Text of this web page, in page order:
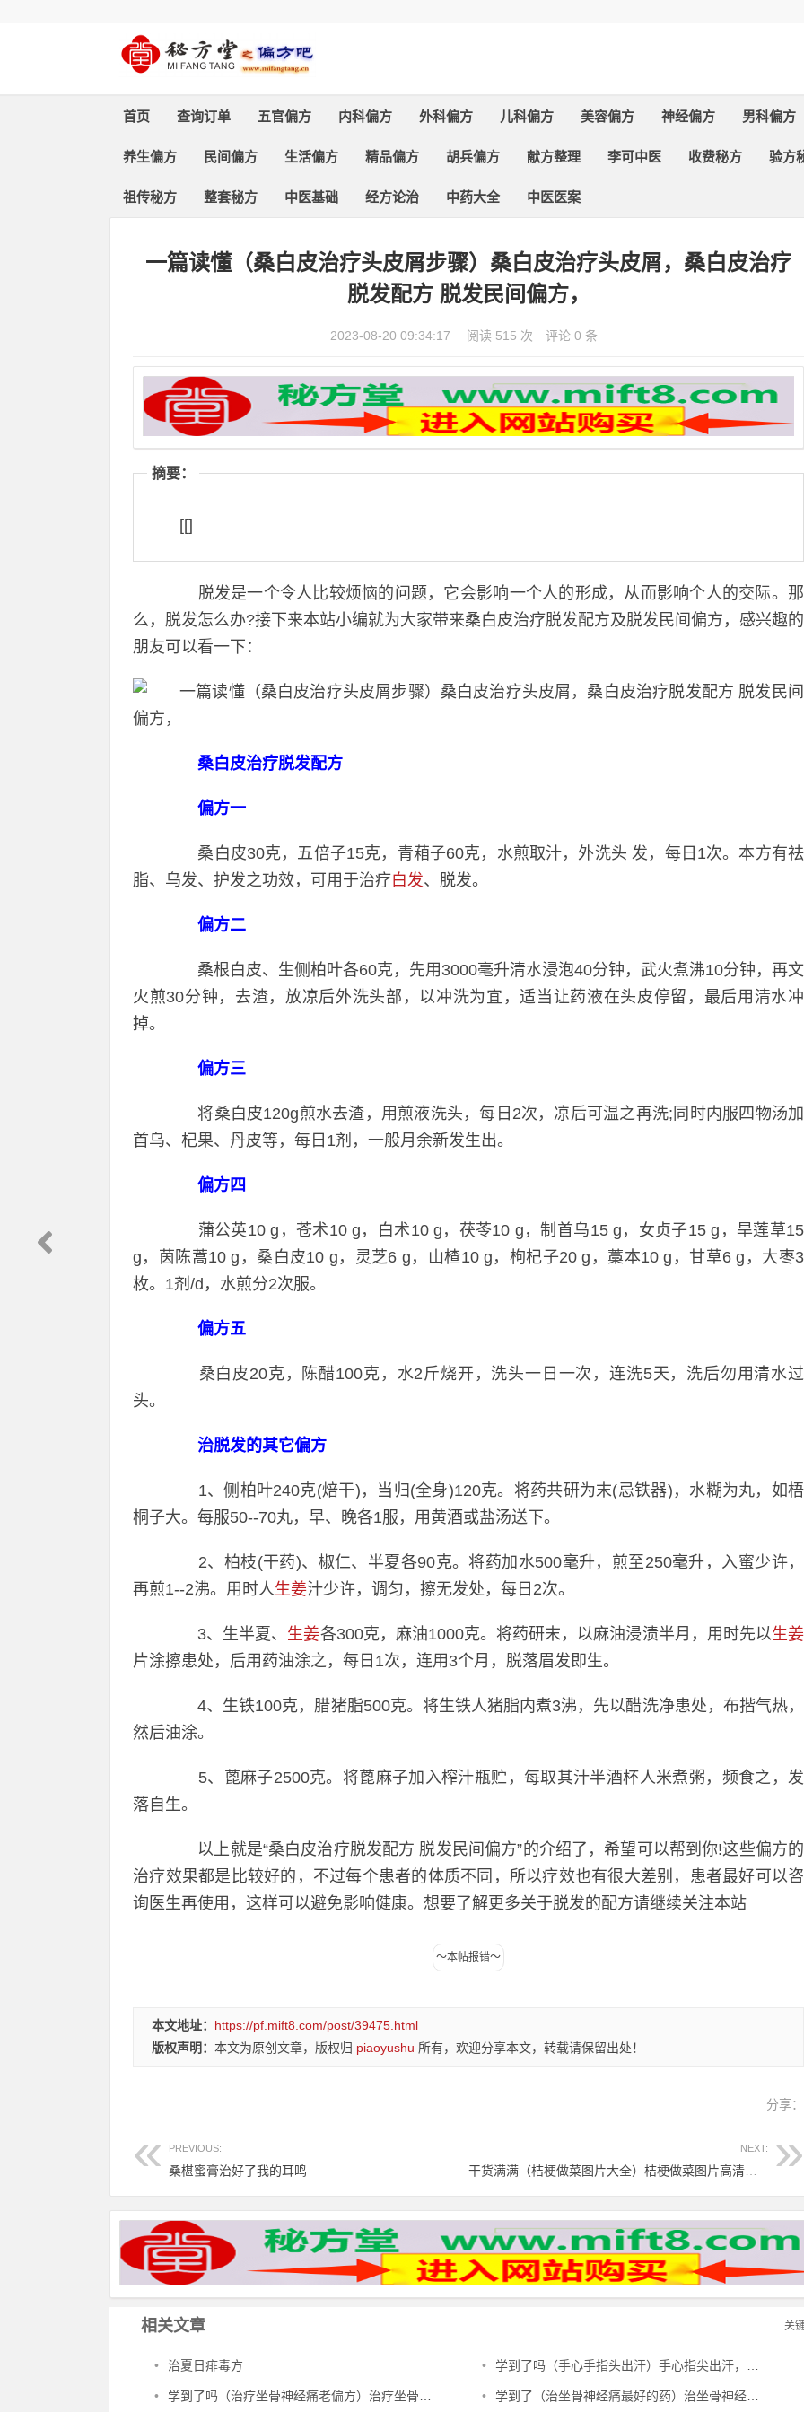
首页 查询订单 五官偏方 内科偏方 外科偏方 儿科偏方 美容偏方 神经偏方 男科偏方
养生偏方 民间偏方 生活偏方 精品偏方 胡兵偏方 献方整理 李可中医 收费秘方 验方
祖传秘方 整套秘方 中医基础 经方论治 中药大全 中医医案
一篇读懂（桑白皮治疗头皮屑步骤）桑白皮治疗头皮屑，桑白皮治疗
脱发配方 脱发民间偏方，
2023-08-20 09:34:17 阅读 515 次 评论 0 条
摘要：
[[]
脱发是一个令人比较烦恼的问题，它会影响一个人的形成，从而影响个人的交际。那
么，脱发怎么办?接下来本站小编就为大家带来桑白皮治疗脱发配方及脱发民间偏方，感兴趣的
朋友可以看一下：
桑白皮治疗脱发配方
偏方一
桑白皮30克，五倍子15克，青葙子60克，水煎取汁，外洗头 发，每日1次。本方有祛
脂、乌发、护发之功效，可用于治疗白发、脱发。
偏方二
桑根白皮、生侧柏叶各60克，先用3000毫升清水浸泡40分钟，武火煮沸10分钟，再文
火煎30分钟，去渣，放凉后外洗头部，以冲洗为宜，适当让药液在头皮停留，最后用清水冲
掉。
偏方三
将桑白皮120g煎水去渣，用煎液洗头，每日2次，凉后可温之再洗;同时内服四物汤加
首乌、杞果、丹皮等，每日1剂，一般月余新发生出。
偏方四
蒲公英10 g，苍术10 g，白术10 g，茯苓10 g，制首乌15 g，女贞子15 g，旱莲草15
g，茵陈蒿10 g，桑白皮10 g，灵芝6 g，山楂10 g，枸杞子20 g，藁本10 g，甘草6 g，大枣3
枚。1剂/d，水煎分2次服。
偏方五
桑白皮20克，陈醋100克，水2斤烧开，洗头一日一次，连洗5天，洗后勿用清水过
头。
治脱发的其它偏方
1、侧柏叶240克(焙干)，当归(全身)120克。将药共研为末(忌铁器)，水糊为丸，如梧
桐子大。每服50--70丸，早、晚各1服，用黄酒或盐汤送下。
2、柏枝(干药)、椒仁、半夏各90克。将药加水500毫升，煎至250毫升，入蜜少许，
再煎1--2沸。用时人生姜汁少许，调匀，擦无发处，每日2次。
3、生半夏、 生姜各300克，麻油1000克。将药研末，以麻油浸渍半月，用时先以生姜
片涂擦患处，后用药油涂之，每日1次，连用3个月，脱落眉发即生。
4、生铁100克，腊猪脂500克。将生铁人猪脂内煮3沸，先以醋洗净患处，布揩气热，
然后油涂。
5、蓖麻子2500克。将蓖麻子加入榨汁瓶贮，每取其汁半酒杯人米煮粥，频食之，发
落自生。
以上就是“桑白皮治疗脱发配方 脱发民间偏方”的介绍了，希望可以帮到你!这些偏方的
治疗效果都是比较好的，不过每个患者的体质不同，所以疗效也有很大差别，患者最好可以咨
询医生再使用，这样可以避免影响健康。想要了解更多关于脱发的配方请继续关注本站
本文地址： https://pf.mift8.com/post/39475.html
版权声明： 本文为原创文章，版权归 piaoyushu 所有，欢迎分享本文，转载请保留出处！
分享：
PREVIOUS:
桑椹蜜膏治好了我的耳鸣
NEXT:
干货满满（桔梗做菜图片大全）桔梗做菜图片高清，桔梗小菜治痛风！，
相关文章 关
• 治夏日痱毒方 • 学到了吗（手心手指头出汗）手心指尖出汗，治夏天手心出汗、暴皮、手指肚鼓胀偏方，
• 学到了吗（治疗坐骨神经痛老偏方）治疗坐骨神经痛民间偏方，治坐骨神经痛验方， • 学到了（治坐骨神经痛最好的药）治坐骨神经痛最好的中成药有哪些，治坐骨神经痛特效秘方，